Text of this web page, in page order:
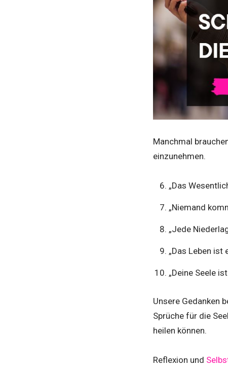
Manchmal
einzunehmen.
„Das
„Niemand
„Jede
„Das Leben ist
„Deine Seele
Unsere Gedanken
Sprüche für die
heilen können.
Reflexion und